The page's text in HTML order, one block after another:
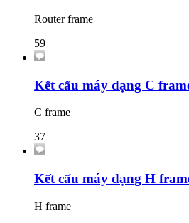
Router frame
59
Kết cấu máy dạng C
C frame
37
Kết cấu máy dạng H
H frame